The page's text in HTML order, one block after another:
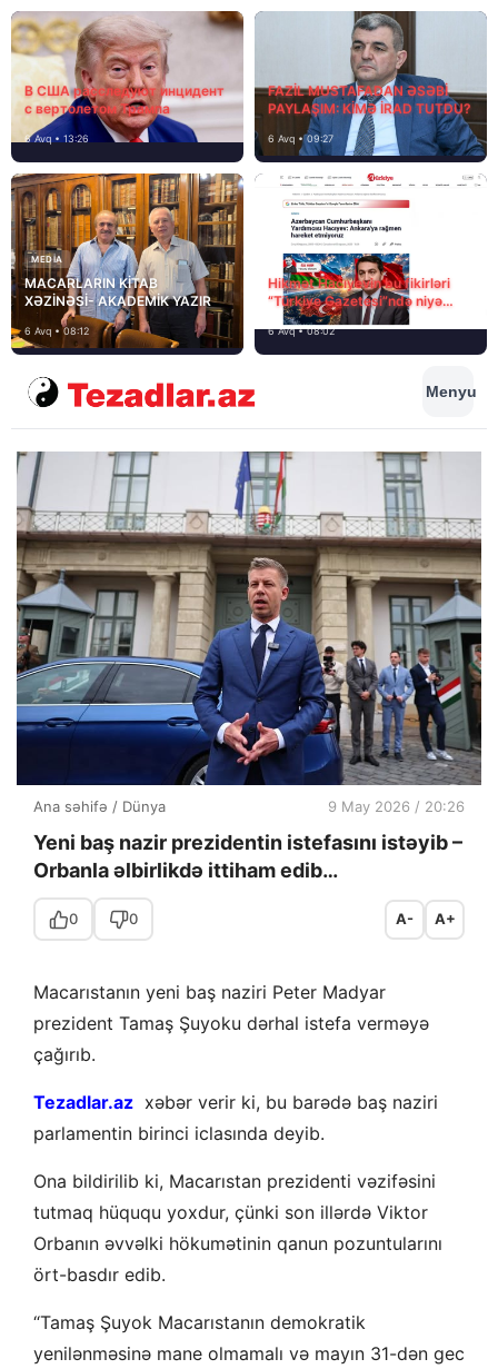
В США расследуют инцидент
с вертолетом Трампа
6 Avq • 13:26
FAZİL MUSTAFADAN ƏSƏBİ
PAYLAŞIM: KİMƏ İRAD TUTDU?
6 Avq • 09:27
MEDİA
MACARLARIN KİTAB
XƏZİNƏSİ- AKADEMİK YAZIR
6 Avq • 08:12
Hikmət Hacıyevin bu fikirləri
“Türkiye Gazetesi”ndə niyə
təhrif edilib?
6 Avq • 08:02
Menyu
Ana səhifə / Dünya 9 May 2026 / 20:26
Yeni baş nazir prezidentin istefasını istəyib –
Orbanla əlbirlikdə ittiham edib…
0 0 A- A+
Macarıstanın yeni baş naziri Peter Madyar
prezident Tamaş Şuyoku dərhal istefa verməyə
çağırıb.
Tezadlar.az xəbər verir ki, bu barədə baş naziri
parlamentin birinci iclasında deyib.
Ona bildirilib ki, Macarıstan prezidenti vəzifəsini
tutmaq hüququ yoxdur, çünki son illərdə Viktor
Orbanın əvvəlki hökumətinin qanun pozuntularını
ört-basdır edib.
“Tamaş Şuyok Macarıstanın demokratik
yenilənməsinə mane olmamalı və mayın 31-dən gec